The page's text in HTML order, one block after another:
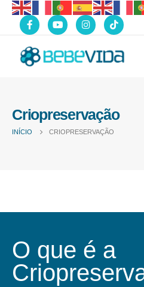
Criopreservação
INÍCIO CRIOPRESERVAÇÃO
O que é a